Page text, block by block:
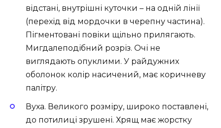
відстані, внутрішні куточки – на одній лінії
(перехід від мордочки в черепну частина).
Пігментовані повіки щільно прилягають.
Мигдалеподібний розріз. Очі не
виглядають опуклими. У райдужних
оболонок колір насичений, має коричневу
палітру.
Вуха. Великого розміру, широко поставлені,
до потилиці зрушені. Хрящ має жорстку